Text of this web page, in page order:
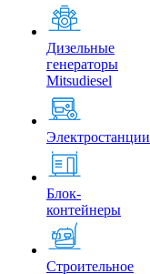
Дизельные
генераторы
Mitsudiesel
Электростанции
Блок-
контейнеры
Строительное